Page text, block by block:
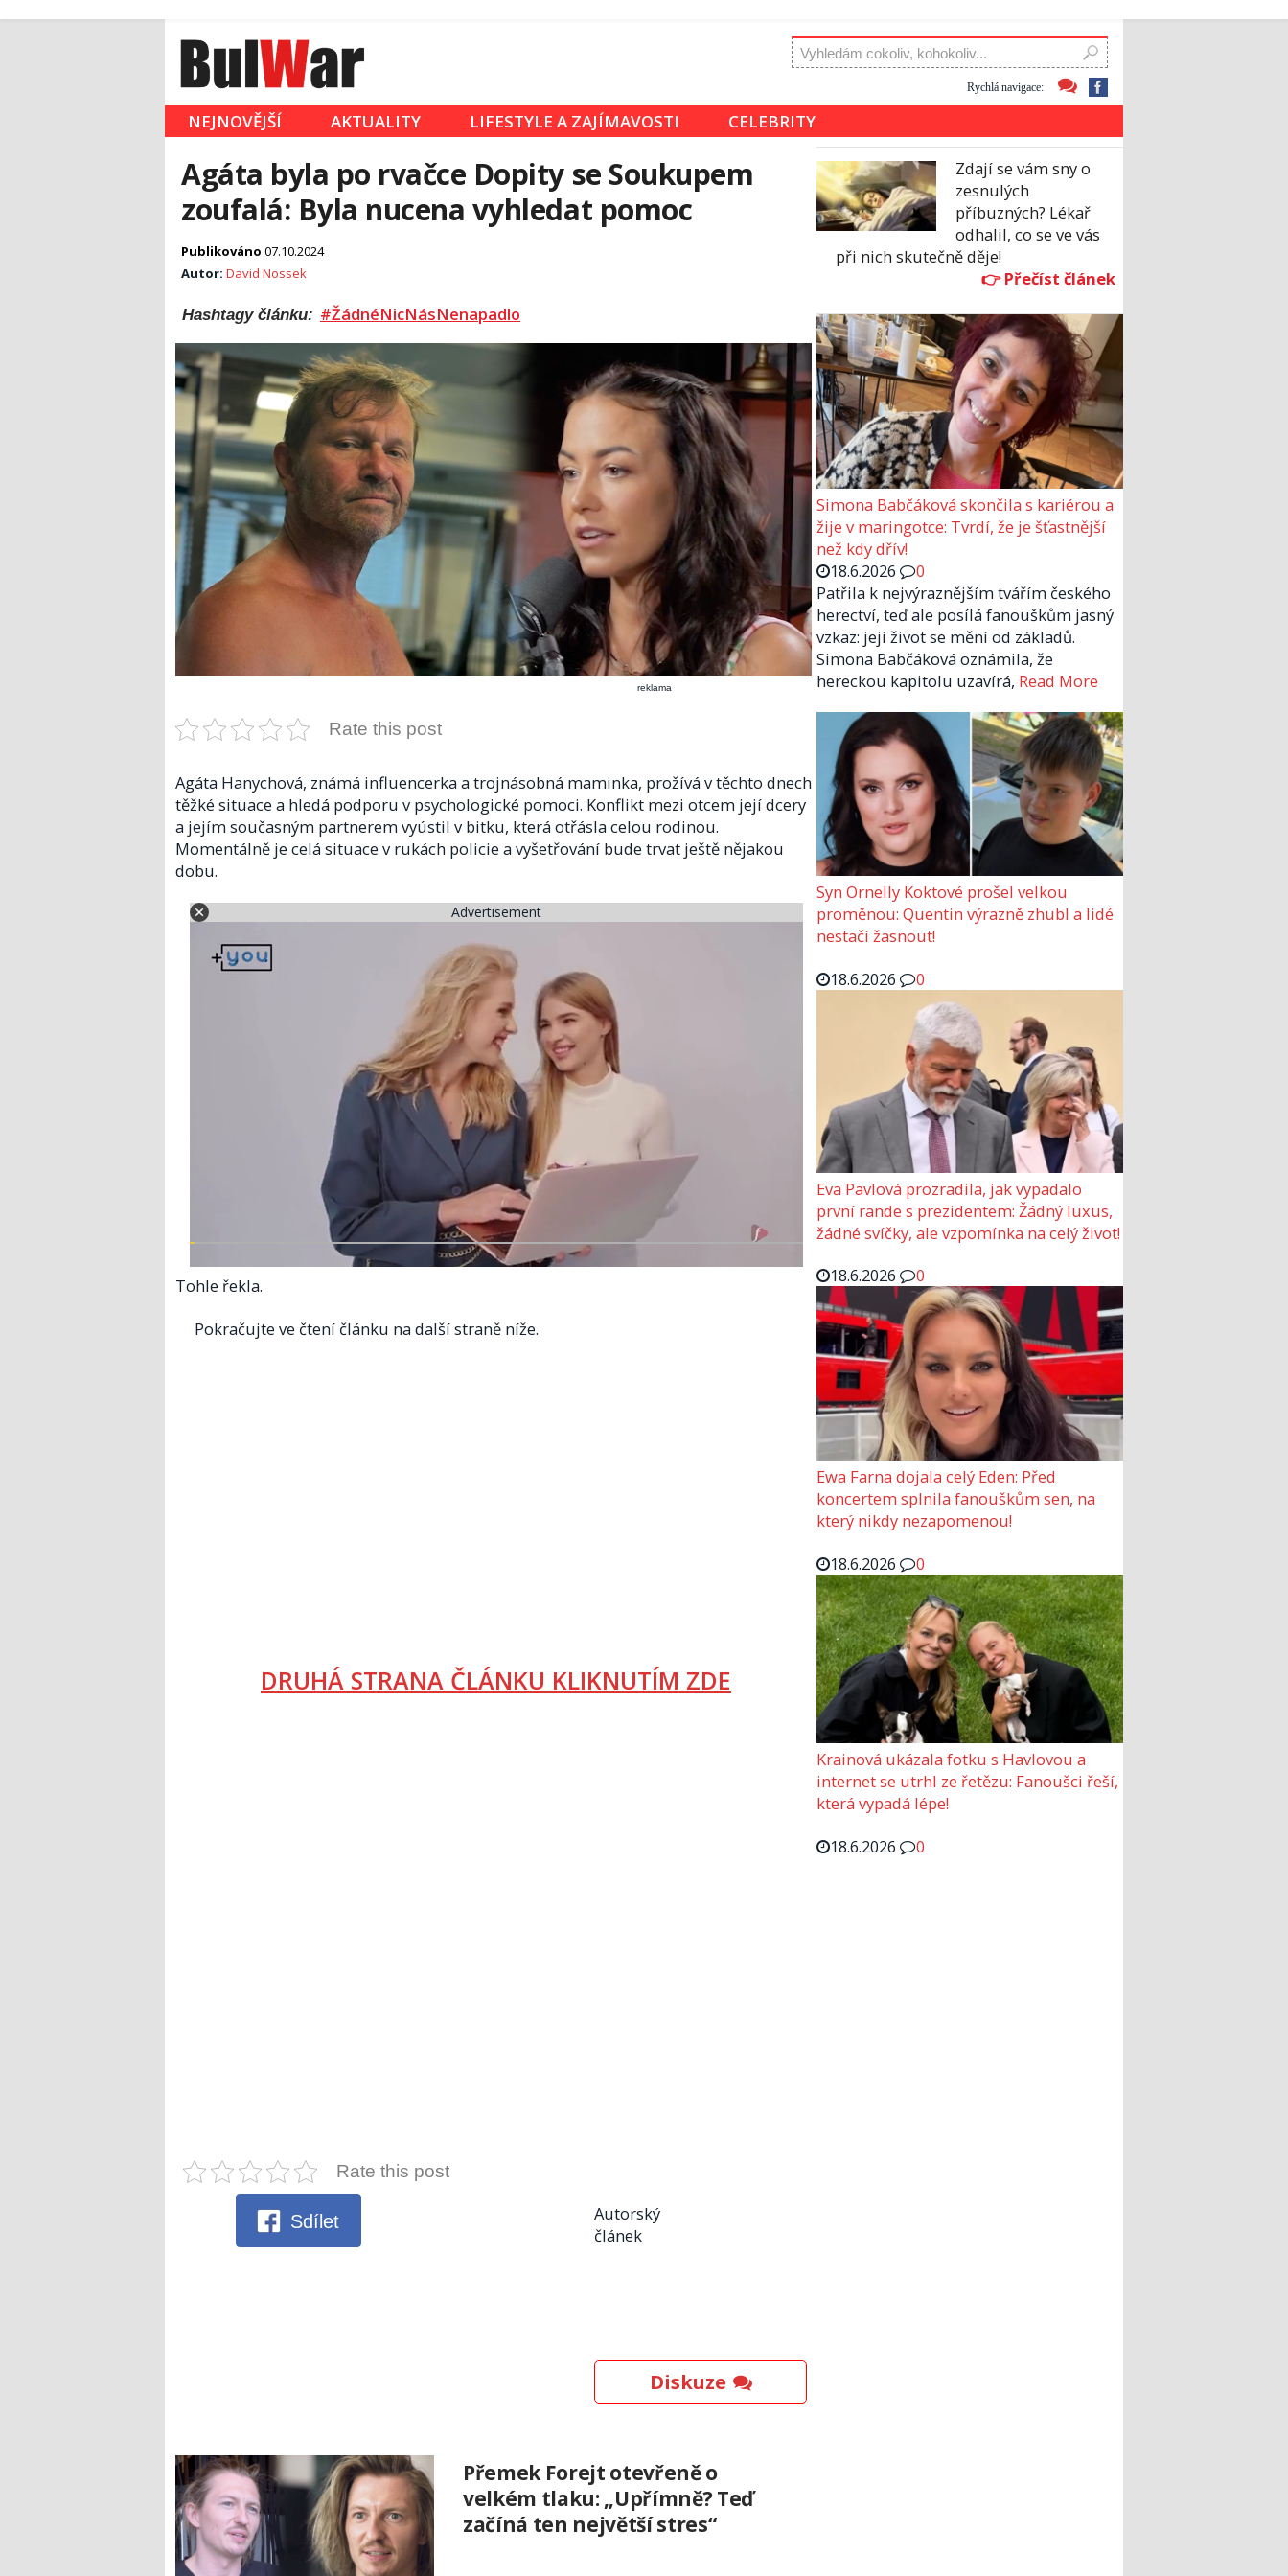
Rychlá navigace:
NEJNOVĚJŠÍ AKTUALITY LIFESTYLE A ZAJÍMAVOSTI CELEBRITY
Agáta byla po rvačce Dopity se Soukupem
zoufalá: Byla nucena vyhledat pomoc
Publikováno 07.10.2024
Autor: David Nossek
Hashtagy článku: #ŽádnéNicNásNenapadlo
reklama
Rate this post
Agáta Hanychová, známá influencerka a trojnásobná maminka, prožívá v těchto dnech
těžké situace a hledá podporu v psychologické pomoci. Konflikt mezi otcem její dcery
a jejím současným partnerem vyústil v bitku, která otřásla celou rodinou.
Momentálně je celá situace v rukách policie a vyšetřování bude trvat ještě nějakou
dobu.
Advertisement
Tohle řekla.
Pokračujte ve čtení článku na další straně níže.
DRUHÁ STRANA ČLÁNKU KLIKNUTÍM ZDE
Rate this post
Sdílet
Autorský
článek
Diskuze
Přemek Forejt otevřeně o
velkém tlaku: „Upřímně? Teď
začíná ten největší stres“
Zdají se vám sny o
zesnulých
příbuzných? Lékař
odhalil, co se ve vás
při nich skutečně děje!
Simona Babčáková skončila s kariérou a
žije v maringotce: Tvrdí, že je šťastnější
než kdy dřív!
18.6.2026
0
Patřila k nejvýraznějším tvářím českého
herectví, teď ale posílá fanouškům jasný
vzkaz: její život se mění od základů.
Simona Babčáková oznámila, že
hereckou kapitolu uzavírá, Read More
Syn Ornelly Koktové prošel velkou
proměnou: Quentin výrazně zhubl a lidé
nestačí žasnout!
18.6.2026
0
Eva Pavlová prozradila, jak vypadalo
první rande s prezidentem: Žádný luxus,
žádné svíčky, ale vzpomínka na celý život!
18.6.2026
0
Ewa Farna dojala celý Eden: Před
koncertem splnila fanouškům sen, na
který nikdy nezapomenou!
18.6.2026
0
Krainová ukázala fotku s Havlovou a
internet se utrhl ze řetězu: Fanoušci řeší,
která vypadá lépe!
18.6.2026
0